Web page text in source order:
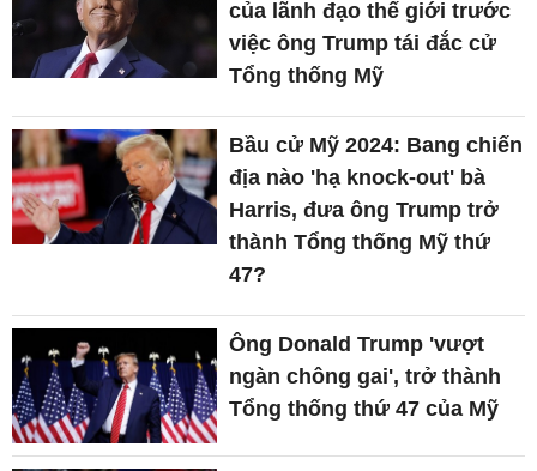
của lãnh đạo thế giới trước
việc ông Trump tái đắc cử
Tổng thống Mỹ
Bầu cử Mỹ 2024: Bang chiến
địa nào 'hạ knock-out' bà
Harris, đưa ông Trump trở
thành Tổng thống Mỹ thứ
47?
Ông Donald Trump 'vượt
ngàn chông gai', trở thành
Tổng thống thứ 47 của Mỹ